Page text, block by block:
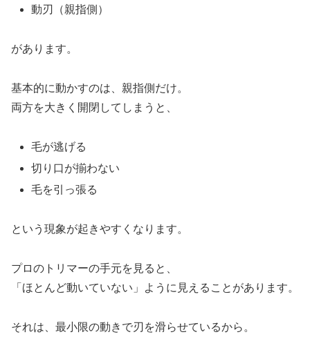
動刃（親指側）
があります。
基本的に動かすのは、親指側だけ。
両方を大きく開閉してしまうと、
毛が逃げる
切り口が揃わない
毛を引っ張る
という現象が起きやすくなります。
プロのトリマーの手元を見ると、
「ほとんど動いていない」ように見えることがあります。
それは、最小限の動きで刃を滑らせているから。